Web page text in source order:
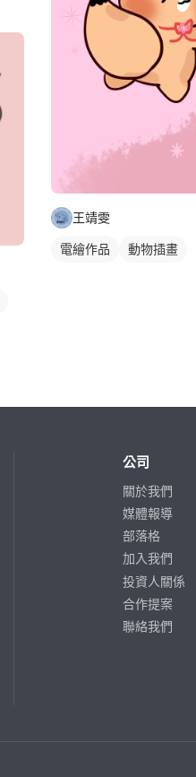
王靖雯
電繪作品 動物插畫
公司
關於我們
媒體報導
部落格
加入我們
投資人關係
合作提案
聯絡我們